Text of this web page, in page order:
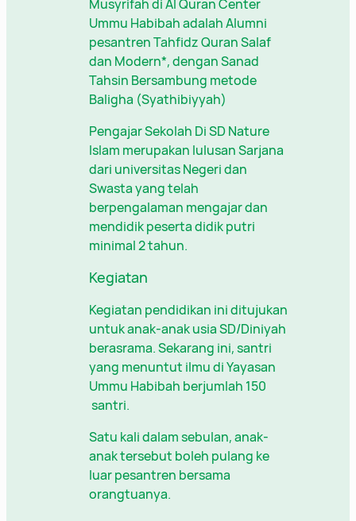
Musyrifah di Al Quran Center
Ummu Habibah adalah Alumni
pesantren Tahfidz Quran Salaf
dan Modern*, dengan Sanad
Tahsin Bersambung metode
Baligha (Syathibiyyah)
Pengajar Sekolah Di SD Nature
Islam merupakan lulusan Sarjana
dari universitas Negeri dan
Swasta yang telah
berpengalaman mengajar dan
mendidik peserta didik putri
minimal 2 tahun.
Kegiatan
Kegiatan pendidikan ini ditujukan
untuk anak-anak usia SD/Diniyah
berasrama. Sekarang ini, santri
yang menuntut ilmu di Yayasan
Ummu Habibah berjumlah 150
santri.
Satu kali dalam sebulan, anak-
anak tersebut boleh pulang ke
luar pesantren bersama
orangtuanya.